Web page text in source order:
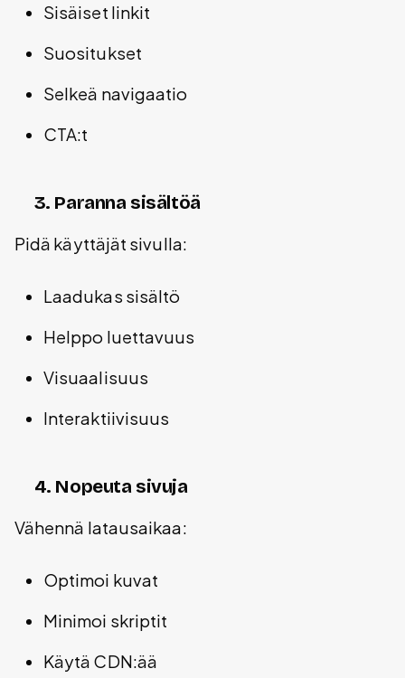
Sisäiset linkit
Suositukset
Selkeä navigaatio
CTA:t
3. Paranna sisältöä
Pidä käyttäjät sivulla:
Laadukas sisältö
Helppo luettavuus
Visuaalisuus
Interaktiivisuus
4. Nopeuta sivuja
Vähennä latausaikaa:
Optimoi kuvat
Minimoi skriptit
Käytä CDN:ää